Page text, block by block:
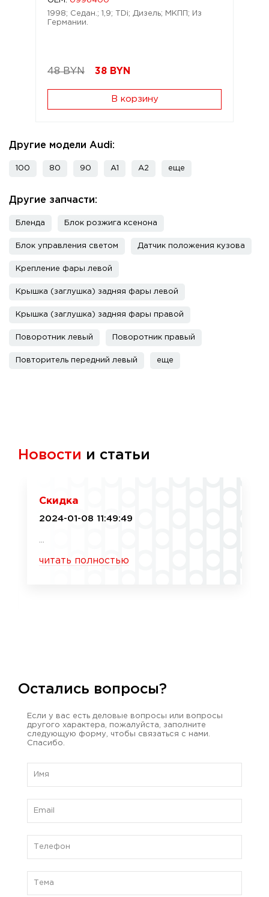
1998; Седан.; 1,9; TDi; Дизель; МКПП; Из
Германии.
48 BYN 38 BYN
В корзину
Другие модели Audi:
100 80 90 A1 A2 еще
Другие запчасти:
Бленда Блок розжига ксенона
Блок управления светом Датчик положения кузова
Крепление фары левой
Крышка (заглушка) задняя фары левой
Крышка (заглушка) задняя фары правой
Поворотник левый Поворотник правый
Повторитель передний левый еще
Новости и статьи
Скидка
2024-01-08 11:49:49
читать полностью
Остались вопросы?
Если у вас есть деловые вопросы или вопросы
другого характера, пожалуйста, заполните
следующую форму, чтобы связаться с нами.
Спасибо.